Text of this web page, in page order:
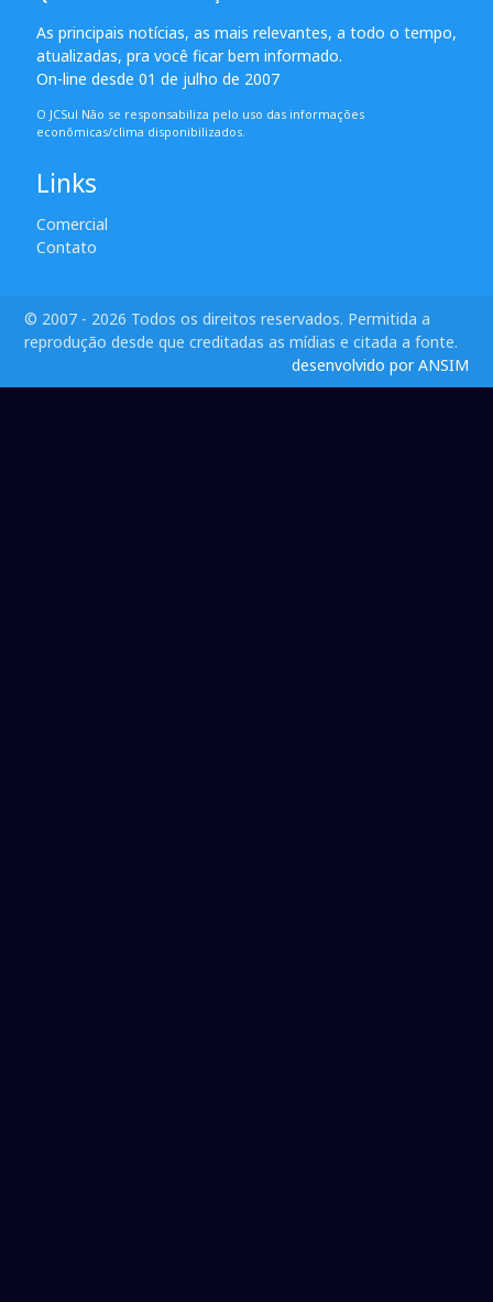
As principais notícias, as mais relevantes, a todo o tempo,
atualizadas, pra você ficar bem informado.
On-line desde 01 de julho de 2007
O JCSul Não se responsabiliza pelo uso das informações
econômicas/clima disponibilizados.
Links
Comercial
Contato
© 2007 - 2026 Todos os direitos reservados. Permitida a
reprodução desde que creditadas as mídias e citada a fonte.
desenvolvido por ANSIM